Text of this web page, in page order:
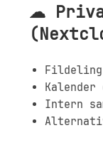
☁
Fildeling
Intern